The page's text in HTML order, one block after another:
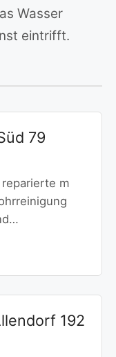
Wasser
eintrifft.
79
m
192